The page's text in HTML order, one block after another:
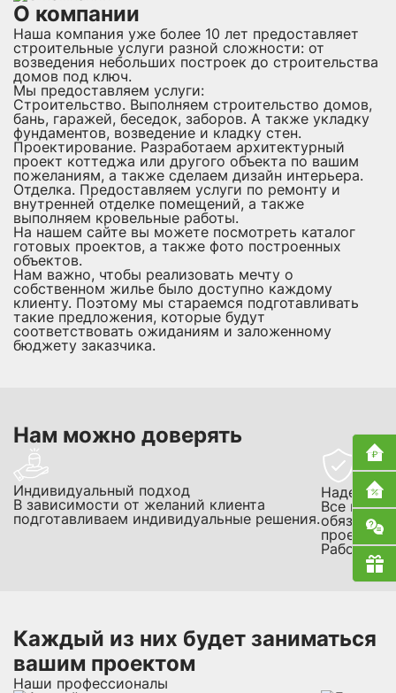
О компании
Наша компания уже более 10 лет предоставляет
строительные услуги разной сложности: от
возведения небольших построек до строительства
домов под ключ.
Мы предоставляем услуги:
Строительство. Выполняем строительство домов,
бань, гаражей, беседок, заборов. А также укладку
фундаментов, возведение и кладку стен.
Проектирование. Разработаем архитектурный
проект коттеджа или другого объекта по вашим
пожеланиям, а также сделаем дизайн интерьера.
Отделка. Предоставляем услуги по ремонту и
внутренней отделке помещений, а также
выполняем кровельные работы.
На нашем сайте вы можете посмотреть каталог
готовых проектов, а также фото построенных
объектов.
Нам важно, чтобы реализовать мечту о
собственном жилье было доступно каждому
клиенту. Поэтому мы стараемся подготавливать
такие предложения, которые будут
соответствовать ожиданиям и заложенному
бюджету заказчика.
Нам можно доверять
Индивидуальный подход
В зависимости от желаний клиента
подготавливаем индивидуальные решения.
Все
Работаем
Каждый из них будет заниматься
вашим проектом
Наши профессионалы